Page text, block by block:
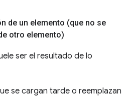
de un elemento (que no se
otro elemento)
ser el resultado de lo
se cargan tarde o reemplazan